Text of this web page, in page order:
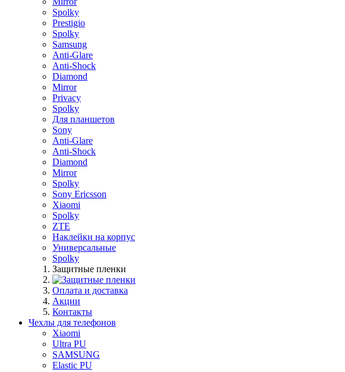
Spolky
Prestigio
Spolky
Samsung
Anti-Glare
Anti-Shock
Diamond
Mirror
Privacy
Spolky
Для планшетов
Sony
Anti-Glare
Anti-Shock
Diamond
Mirror
Spolky
Sony Ericsson
Xiaomi
Spolky
ZTE
Наклейки на корпус
Универсальные
Spolky
Защитные пленки
Оплата и доставка
Акции
Контакты
Чехлы для телефонов
Xiaomi
Ultra PU
SAMSUNG
Elastic PU